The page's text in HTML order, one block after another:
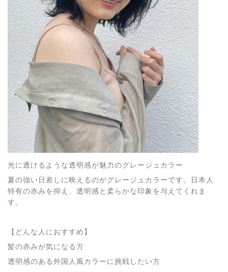
光に透けるような透明感が魅力のグレージュカラー
夏の強い日差しに映えるのがグレージュカラーです。日本人
特有の赤みを抑え、透明感と柔らかな印象を与えてくれま
す。
【どんな人におすすめ】
髪の赤みが気になる方
透明感のある外国人風カラーに挑戦したい方